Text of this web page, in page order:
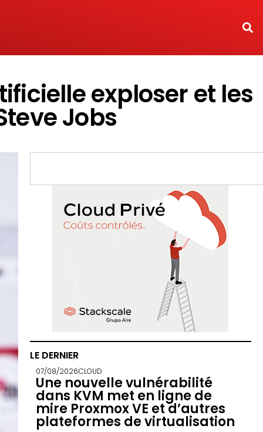
exploser et les
Jobs
LE DERNIER
07/08/2026CLOUD
Une nouvelle vulnérabilité
dans KVM met en ligne de
mire Proxmox VE et d’autres
plateformes de virtualisation